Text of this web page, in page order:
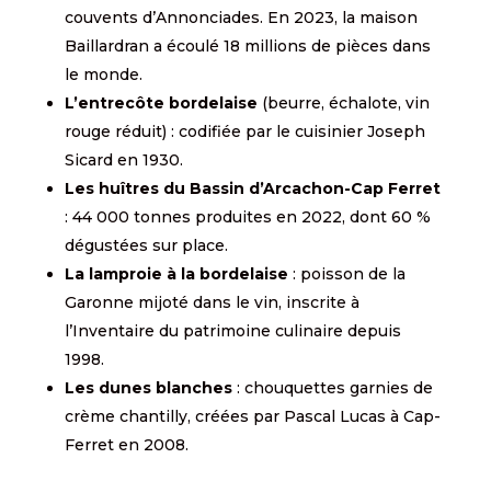
couvents d’Annonciades. En 2023, la maison
Baillardran a écoulé 18 millions de pièces dans
le monde.
L’entrecôte bordelaise (beurre, échalote, vin
rouge réduit) : codifiée par le cuisinier Joseph
Sicard en 1930.
Les huîtres du Bassin d’Arcachon-Cap Ferret
: 44 000 tonnes produites en 2022, dont 60 %
dégustées sur place.
La lamproie à la bordelaise : poisson de la
Garonne mijoté dans le vin, inscrite à
l’Inventaire du patrimoine culinaire depuis
1998.
Les dunes blanches: chouquettes garnies de
crème chantilly, créées par Pascal Lucas à Cap-
Ferret en 2008.